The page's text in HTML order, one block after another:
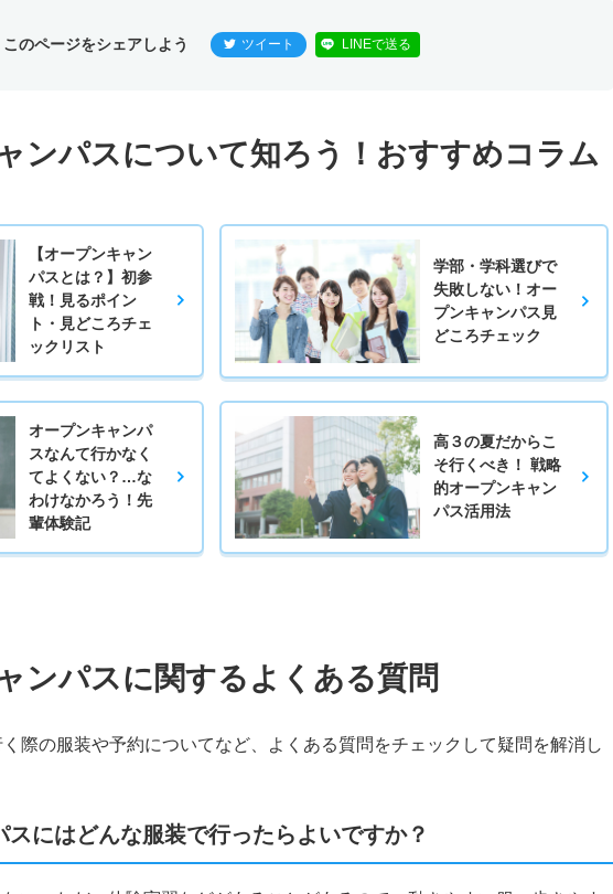
このページをシェアしよう ツイート LINEで送る
ンパスについて知ろう！おすすめコラム
【オープンキャン
パスとは？】初参
戦！見るポイン
ト・見どころチェ
ックリスト
学部・学科選びで
失敗しない！オー
プンキャンパス見
どころチェック
オープンキャンパ
スなんて行かなく
てよくない？…な
わけなかろう！先
輩体験記
高３の夏だからこ
そ行くべき！ 戦略
的オープンキャン
パス活用法
ンパスに関するよくある質問
際の服装や予約についてなど、よくある質問をチェックして疑問を解消し
にはどんな服装で行ったらよいですか？